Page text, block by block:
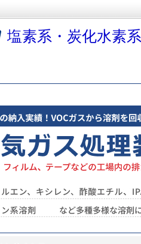
塩素系・炭化水素